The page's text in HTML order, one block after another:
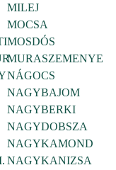
MILEJ
MOCSA
MOSDÓS
MURASZEMENYE
NÁGOCS
NAGYBAJOM
NAGYBERKI
NAGYDOBSZA
NAGYKAMOND
NAGYKANIZSA